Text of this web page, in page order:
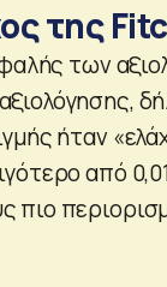
της
των
ήταν
από
πιο